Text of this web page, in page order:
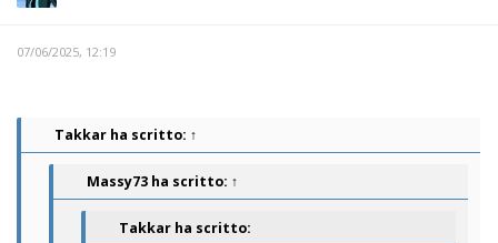
07/06/2025, 12:19
Takkar ha scritto: ↑
Massy73 ha scritto: ↑
Takkar ha scritto: